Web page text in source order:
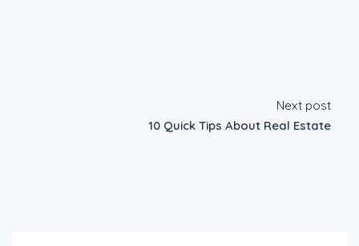
Next post
10 Quick Tips About Real Estate